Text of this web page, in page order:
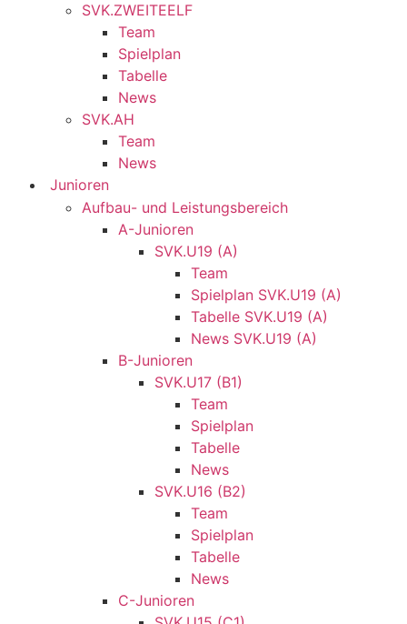
SVK.ZWEITEELF
Team
Spielplan
Tabelle
News
SVK.AH
Team
News
Junioren
Aufbau- und Leistungsbereich
A-Junioren
SVK.U19 (A)
Team
Spielplan SVK.U19 (A)
Tabelle SVK.U19 (A)
News SVK.U19 (A)
B-Junioren
SVK.U17 (B1)
Team
Spielplan
Tabelle
News
SVK.U16 (B2)
Team
Spielplan
Tabelle
News
C-Junioren